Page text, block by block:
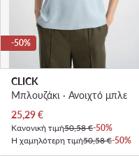
-50%
CLICK
Μπλουζάκι · Ανοιχτό μπλε
Τρέχουσα τιμή
25,29€
Κανονική τιμή50,58 €-50%
Η χαμηλότερη τιμή50,58 €-50%